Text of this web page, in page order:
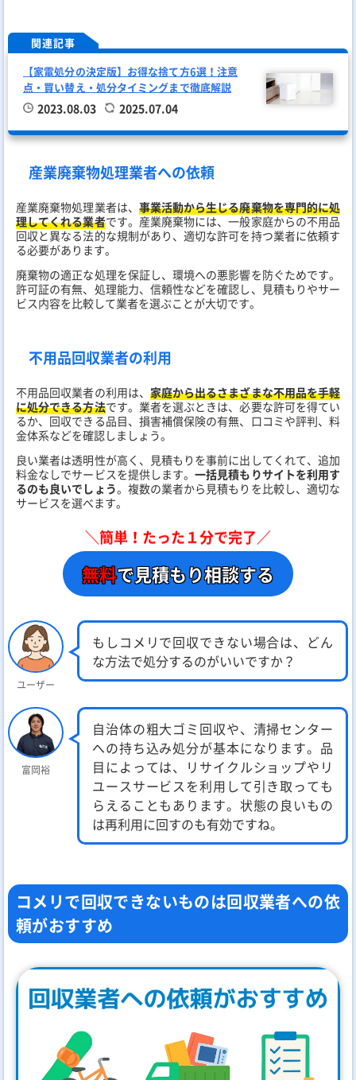
関連記事
【家電処分の決定版】お得な捨て方6選！注意
点・買い替え・処分タイミングまで徹底解説
2023.08.03 2025.07.04
産業廃棄物処理業者への依頼
産業廃棄物処理業者は、 事業活動から生じる廃棄物を専門的に処
理してくれる業者です。産業廃棄物には、一般家庭からの不用品
回収と異なる法的な規制があり、適切な許可を持つ業者に依頼す
る必要があります。
廃棄物の適正な処理を保証し、環境への悪影響を防ぐためです。
許可証の有無、処理能力、信頼性などを確認し、見積もりやサー
ビス内容を比較して業者を選ぶことが大切です。
不用品回収業者の利用
不用品回収業者の利用は、 家庭から出るさまざまな不用品を手軽
に処分できる方法です。業者を選ぶときは、必要な許可を得てい
るか、回収できる品目、損害補償保険の有無、口コミや評判、料
金体系などを確認しましょう。
良い業者は透明性が高く、見積もりを事前に出してくれて、追加
料金なしでサービスを提供します。一括見積もりサイトを利用す
るのも良いでしょう。複数の業者から見積もりを比較し、適切な
サービスを選べます​​​​​​。
＼簡単！たった１分で完了／
無料で見積もり相談する
ユーザー
もしコメリで回収できない場合は、どん
な方法で処分するのがいいですか？
富岡裕
自治体の粗大ゴミ回収や、清掃センター
への持ち込み処分が基本になります。品
目によっては、リサイクルショップやリ
ユースサービスを利用して引き取っても
らえることもあります。状態の良いもの
は再利用に回すのも有効ですね。
コメリで回収できないものは回収業者への依
頼がおすすめ